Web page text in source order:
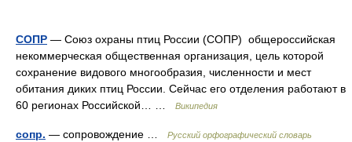
СОПР — Союз охраны птиц России (СОПР) общероссийская
некоммерческая общественная организация, цель которой
сохранение видового многообразия, численности и мест
обитания диких птиц России. Сейчас его отделения работают в
60 регионах Российской… …
Википедия
сопр. — сопровождение … Русский орфографический словарь